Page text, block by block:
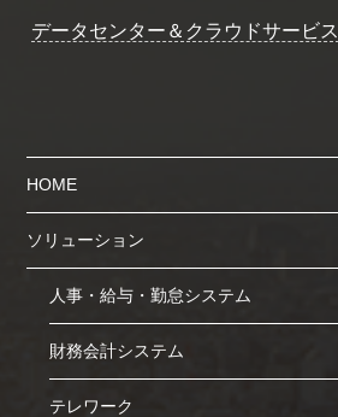
データセンター＆クラウドサービス
HOME
ソリューション
人事・給与・勤怠システム
財務会計システム
テレワーク